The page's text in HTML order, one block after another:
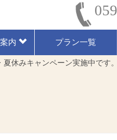
内 プラン一覧
夏休みキャンペーン実施中です。